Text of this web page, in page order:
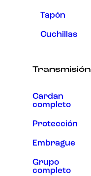
Tapón
Cuchillas
Transmisión
Cardan
completo
Protección
Embrague
Grupo
completo